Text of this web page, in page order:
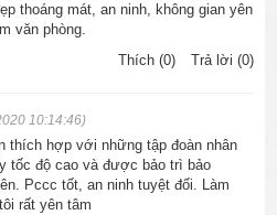
thoáng mát, an ninh, không gian yên
văn phòng.
Thích (0)
Trả lời (0)
10:14:46)
thích hợp với những tập đoàn nhân
tốc độ cao và được bảo trì bảo
Pccc tốt, an ninh tuyệt đối. Làm
rất yên tâm